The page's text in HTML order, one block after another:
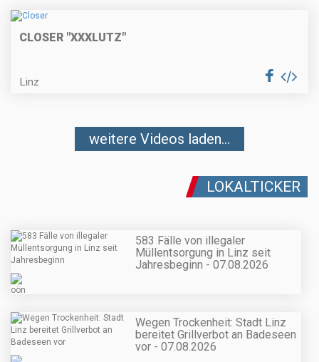
CLOSER "XXXLUTZ"
Linz
weitere Videos laden...
LOKALTICKER
583 Fälle von illegaler
Müllentsorgung in Linz seit
Jahresbeginn - 07.08.2026
Wegen Trockenheit: Stadt Linz
bereitet Grillverbot an Badeseen
vor - 07.08.2026